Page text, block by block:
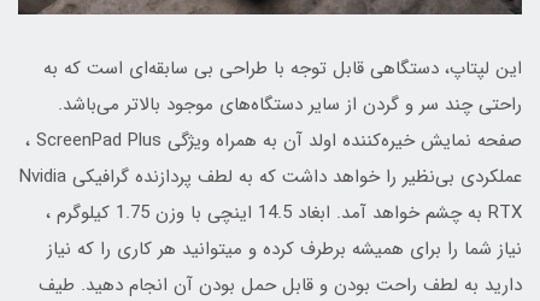
این لپتاپ، دستگاهی قابل توجه با طراحی بی سابقه‌ای است که به
راحتی چند سر و گردن از سایر دستگاه‌های موجود بالاتر می‌باشد.
صفحه نمایش خیره‌کننده اولد آن به همراه ویژگی ScreenPad Plus ،
عملکردی بی‌نظیر را خواهد داشت که به لطف پردازنده گرافیکی Nvidia
RTX به چشم خواهد آمد. ابغاد 14.5 اینچی با وزن 1.75 کیلوگرم ،
نیاز شما را برای همیشه برطرف کرده و میتوانید هر کاری را که نیاز
دارید به لطف راحت بودن و قابل حمل بودن آن انجام دهید. طیف